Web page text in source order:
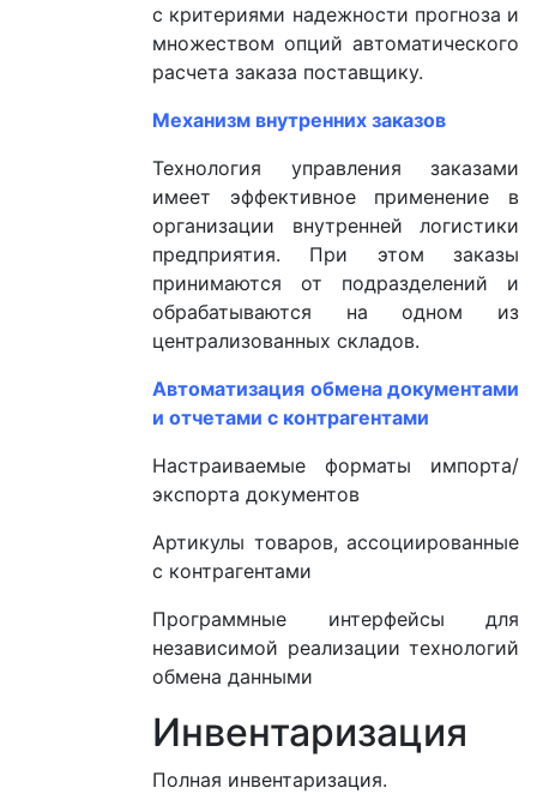
с критериями надежности прогноза и
множеством опций автоматического
расчета заказа поставщику.
Механизм внутренних заказов
Технология управления заказами
имеет эффективное применение в
организации внутренней логистики
предприятия. При этом заказы
принимаются от подразделений и
обрабатываются на одном из
централизованных складов.
Автоматизация обмена документами
и отчетами с контрагентами
Настраиваемые форматы импорта/
экспорта документов
Артикулы товаров, ассоциированные
с контрагентами
Программные интерфейсы для
независимой реализации технологий
обмена данными
Инвентаризация
Полная инвентаризация.